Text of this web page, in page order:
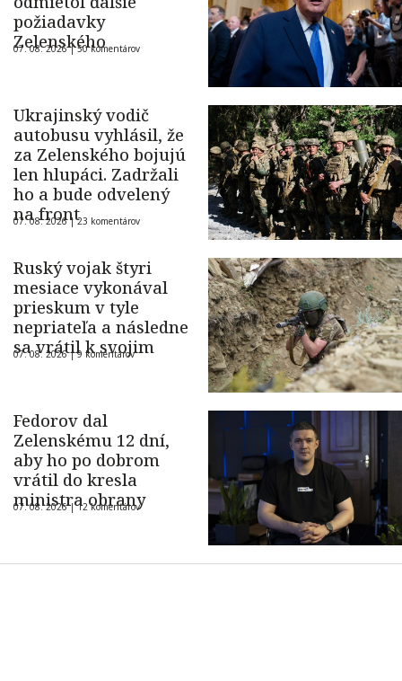
požiadavky
Zelenského
07. 08. 2026 |50 komentárov
Ukrajinský vodič
autobusu vyhlásil, že
za Zelenského bojujú
len hlupáci. Zadržali
ho a bude odvelený
na front
07. 08. 2026 |23 komentárov
Ruský vojak štyri
mesiace vykonával
prieskum v tyle
nepriateľa a následne
sa vrátil k svojim
07. 08. 2026 |9 komentárov
Fedorov dal
Zelenskému 12 dní,
aby ho po dobrom
vrátil do kresla
ministra obrany
07. 08. 2026 |12 komentárov